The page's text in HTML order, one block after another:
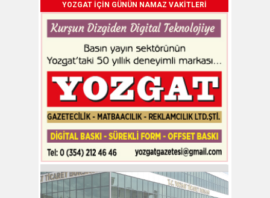
YOZGAT İÇİN GÜNÜN NAMAZ VAKİTLERİ